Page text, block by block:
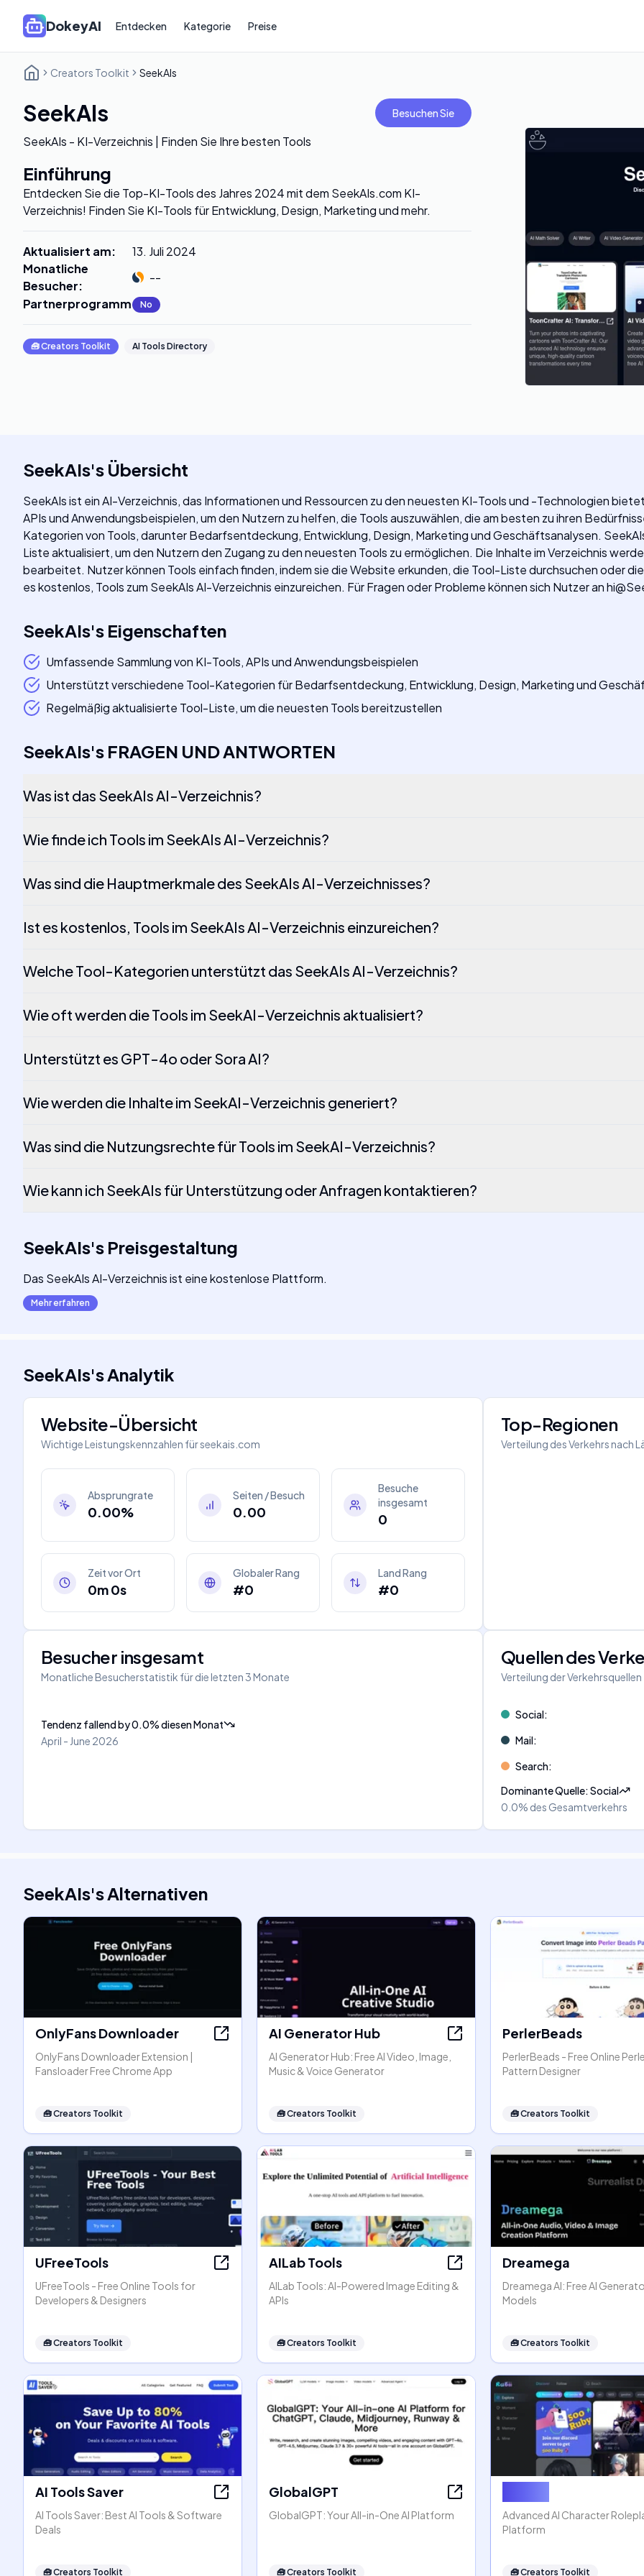
DokeyAI Entdecken Kategorie Preise
Creators Toolkit SeekAIs
SeekAIs Besuchen Sie
SeekAIs - KI-Verzeichnis | Finden Sie Ihre besten Tools
Einführung
Entdecken Sie die Top-KI-Tools des Jahres 2024 mit dem SeekAIs.com KI-
Verzeichnis! Finden Sie KI-Tools für Entwicklung, Design, Marketing und mehr.
Aktualisiert am:
13. Juli 2024
Monatliche
Besucher:
--
Partnerprogramm: No
🧰Creators Toolkit AI Tools Directory
SeekAIs's Übersicht
SeekAIs ist ein AI-Verzeichnis, das Informationen und Ressourcen zu den neuesten KI-Tools und -Technologien
APIs und Anwendungsbeispielen, um den Nutzern zu helfen, die Tools auszuwählen, die am besten zu ihren
Kategorien von Tools, darunter Bedarfsentdeckung, Entwicklung, Design, Marketing und Geschäftsanalysen.
Liste aktualisiert, um den Nutzern den Zugang zu den neuesten Tools zu ermöglichen. Die Inhalte im Verzeichnis
bearbeitet. Nutzer können Tools einfach finden, indem sie die Website erkunden, die Tool-Liste durchsuchen oder
es kostenlos, Tools zum SeekAIs AI-Verzeichnis einzureichen. Für Fragen oder Probleme können sich Nutzer an
SeekAIs's Eigenschaften
Umfassende Sammlung von KI-Tools, APIs und Anwendungsbeispielen
Unterstützt verschiedene Tool-Kategorien für Bedarfsentdeckung, Entwicklung, Design, Marketing und
Regelmäßig aktualisierte Tool-Liste, um die neuesten Tools bereitzustellen
SeekAIs's FRAGEN UND ANTWORTEN
Was ist das SeekAIs AI-Verzeichnis?
Wie finde ich Tools im SeekAIs AI-Verzeichnis?
Was sind die Hauptmerkmale des SeekAIs AI-Verzeichnisses?
Ist es kostenlos, Tools im SeekAIs AI-Verzeichnis einzureichen?
Welche Tool-Kategorien unterstützt das SeekAIs AI-Verzeichnis?
Wie oft werden die Tools im SeekAI-Verzeichnis aktualisiert?
Unterstützt es GPT-4o oder Sora AI?
Wie werden die Inhalte im SeekAI-Verzeichnis generiert?
Was sind die Nutzungsrechte für Tools im SeekAI-Verzeichnis?
Wie kann ich SeekAIs für Unterstützung oder Anfragen kontaktieren?
SeekAIs's Preisgestaltung
Das SeekAIs AI-Verzeichnis ist eine kostenlose Plattform.
Mehr erfahren
SeekAIs'sAnalytik
Website-Übersicht
Wichtige Leistungskennzahlen fürseekais.com
Absprungrate
0.00%
Seiten / Besuch
0.00
Besuche
insgesamt
0
Zeit vor Ort
0m 0s
Globaler Rang
#0
Land Rang
#0
Top-Regionen
Verteilung des Verkehrs nach
Besucher insgesamt
Monatliche Besucherstatistik für die letzten 3 Monate
Tendenz fallendby0.0%diesen Monat
April - June 2026
Quellen des
Verteilung der Verkehrsquellen
Social:
Mail:
Search:
Dominante Quelle:Social
0.0% des Gesamtverkehrs
SeekAIs'sAlternativen
OnlyFans Downloader
OnlyFans Downloader Extension |
Fansloader Free Chrome App
🧰Creators Toolkit
AI Generator Hub
AI Generator Hub: Free AI Video, Image,
Music & Voice Generator
🧰Creators Toolkit
PerlerBeads
PerlerBeads - Free Online
Pattern Designer
🧰Creators Toolkit
UFreeTools
UFreeTools - Free Online Tools for
Developers & Designers
🧰Creators Toolkit
AILab Tools
AILab Tools: AI-Powered Image Editing &
APIs
🧰Creators Toolkit
Dreamega
Dreamega AI: Free AI
Models
🧰Creators Toolkit
AI Tools Saver
AI Tools Saver: Best AI Tools & Software
Deals
🧰Creators Toolkit
GlobalGPT
GlobalGPT: Your All-in-One AI Platform
🧰Creators Toolkit
Advanced AI Character
Platform
🧰Creators Toolkit